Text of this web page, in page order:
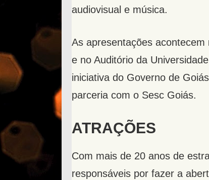
audiovisual e música.
As apresentações
e no Auditório da
iniciativa do Governo de
parceria com o Sesc Goiás.
ATRAÇÕES
Com mais de 20 anos de
responsáveis por fazer a